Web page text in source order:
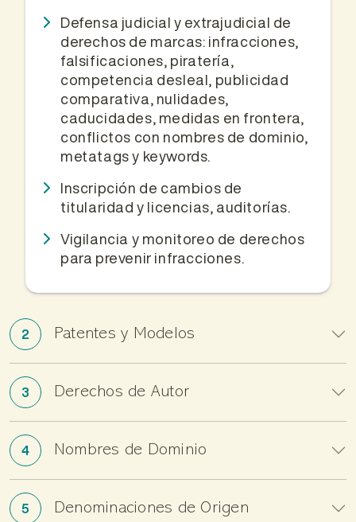
Defensa judicial y extrajudicial de
derechos de marcas: infracciones,
falsificaciones, piratería,
competencia desleal, publicidad
comparativa, nulidades,
caducidades, medidas en frontera,
conflictos con nombres de dominio,
metatags y keywords.
Inscripción de cambios de
titularidad y licencias, auditorías.
Vigilancia y monitoreo de derechos
para prevenir infracciones.
2 Patentes y Modelos
3 Derechos de Autor
4 Nombres de Dominio
5 Denominaciones de Origen